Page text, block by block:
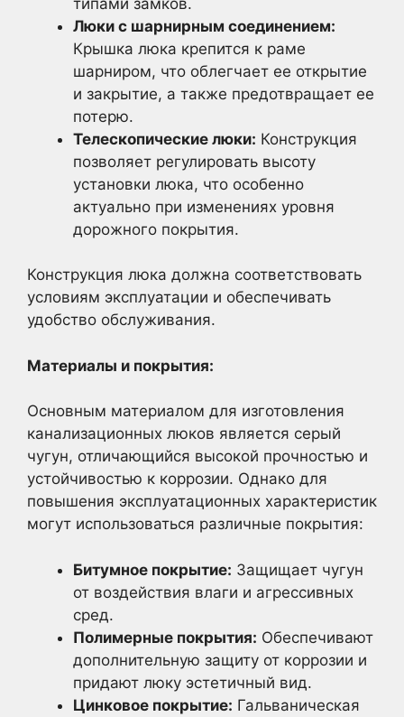
Люки с шарнирным соединением:
Крышка люка крепится к раме
шарниром, что облегчает ее открытие
и закрытие, а также предотвращает ее
потерю.
Телескопические люки: Конструкция
позволяет регулировать высоту
установки люка, что особенно
актуально при изменениях уровня
дорожного покрытия.
Конструкция люка должна соответствовать
условиям эксплуатации и обеспечивать
удобство обслуживания.
Материалы и покрытия:
Основным материалом для изготовления
канализационных люков является серый
чугун, отличающийся высокой прочностью и
устойчивостью к коррозии. Однако для
повышения эксплуатационных характеристик
могут использоваться различные покрытия:
Битумное покрытие: Защищает чугун
от воздействия влаги и агрессивных
сред.
Полимерные покрытия: Обеспечивают
дополнительную защиту от коррозии и
придают люку эстетичный вид.
Цинковое покрытие: Гальваническая